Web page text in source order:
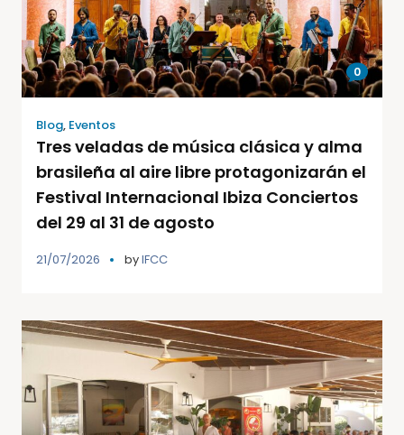
0
Blog, Eventos
Tres veladas de música clásica y alma
brasileña al aire libre protagonizarán el
Festival Internacional Ibiza Conciertos
del 29 al 31 de agosto
21/07/2026 byIFCC